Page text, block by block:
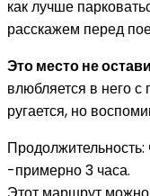
как лучше
расскажем перед
Это место не
влюбляется в него с
ругается, но
Продолжительность:
-примерно 3 часа.